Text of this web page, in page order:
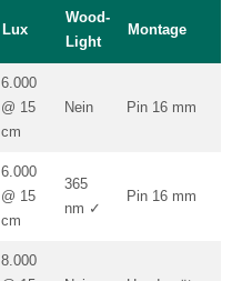
Lux
Wood-
Light
Montage
6.000
@ 15
cm
Nein Pin 16 mm
6.000
@ 15
cm
365
nm ✓
Pin 16 mm
8.000